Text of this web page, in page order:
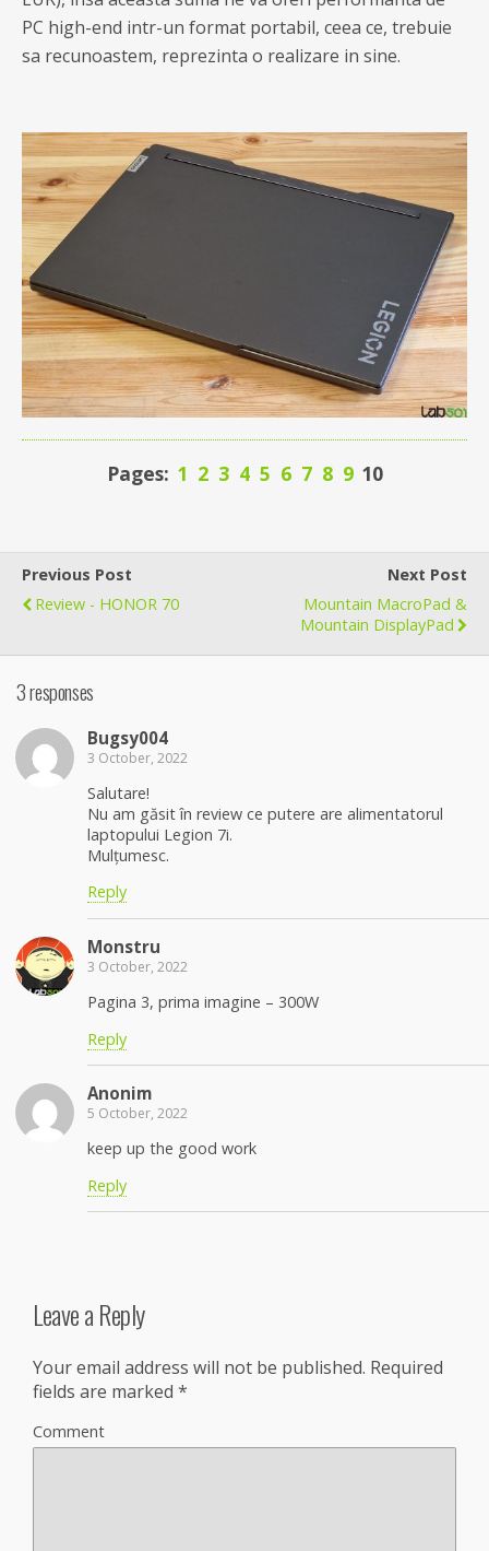
PC high-end intr-un format portabil, ceea ce, trebuie
sa recunoastem, reprezinta o realizare in sine.
Pages: 1 2 3 4 5 6 7 8 9 10
Previous Post
Review - HONOR 70
Next Post
Mountain MacroPad &
Mountain DisplayPad
3 responses
Bugsy004
3 October, 2022
Salutare!
Nu am găsit în review ce putere are alimentatorul
laptopului Legion 7i.
Mulțumesc.
Reply
Monstru
3 October, 2022
Pagina 3, prima imagine – 300W
Reply
Anonim
5 October, 2022
keep up the good work
Reply
Leave a Reply
Your email address will not be published. Required
fields are marked *
Comment